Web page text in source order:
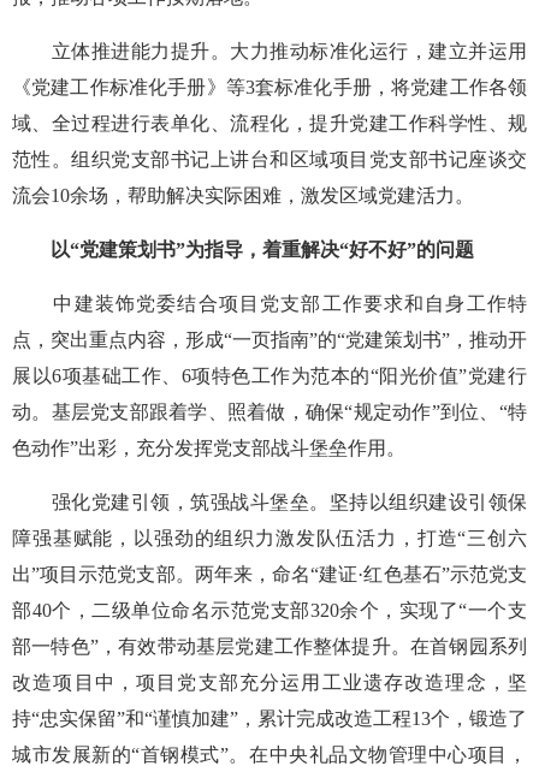
立体推进能力提升。大力推动标准化运行，建立并运用
《党建工作标准化手册》等3套标准化手册，将党建工作各领
域、全过程进行表单化、流程化，提升党建工作科学性、规
范性。组织党支部书记上讲台和区域项目党支部书记座谈交
流会10余场，帮助解决实际困难，激发区域党建活力。
以“党建策划书”为指导，着重解决“好不好”的问题
中建装饰党委结合项目党支部工作要求和自身工作特
点，突出重点内容，形成“一页指南”的“党建策划书”，推动开
展以6项基础工作、6项特色工作为范本的“阳光价值”党建行
动。基层党支部跟着学、照着做，确保“规定动作”到位、“特
色动作”出彩，充分发挥党支部战斗堡垒作用。
强化党建引领，筑强战斗堡垒。坚持以组织建设引领保
障强基赋能，以强劲的组织力激发队伍活力，打造“三创六
出”项目示范党支部。两年来，命名“建证·红色基石”示范党支
部40个，二级单位命名示范党支部320余个，实现了“一个支
部一特色”，有效带动基层党建工作整体提升。在首钢园系列
改造项目中，项目党支部充分运用工业遗存改造理念，坚
持“忠实保留”和“谨慎加建”，累计完成改造工程13个，锻造了
城市发展新的“首钢模式”。在中央礼品文物管理中心项目，